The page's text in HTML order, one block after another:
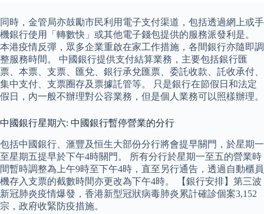
同時，金管局亦鼓勵市民利用電子支付渠道，包括透過網上或手
機銀行使用「轉數快」或其他電子錢包提供的服務派發利是。
本港疫情反彈，眾多企業重啟在家工作措施，各間銀行亦隨即調
整服務時間。 中國銀行提供支付結算業務，主要包括銀行匯
票、本票、支票、匯兌、銀行承兌匯票、委託收款、託收承付、
集中支付、支票圈存及票據託管等。 只是銀行在節假日和法定
假日，內一般不辦理對公容業務，但是個人業務可以照樣辦理。
中國銀行星期六: 中國銀行暫停營業的分行
包括中國銀行、滙豐及恒生大部份分行將會提早關門，於星期一
至星期五提早於下午4時關門。 所有分行於星期一至五的營業時
間暫時調整為上午9時至下午4時，直至另行通告，透過自動櫃員
機存入支票的截數時間亦更改為下午4時。 【銀行安排】第三波
新冠肺炎疫情爆發，香港新型冠狀病毒肺炎累計確診個案3,152
宗，政府收緊防疫措施。